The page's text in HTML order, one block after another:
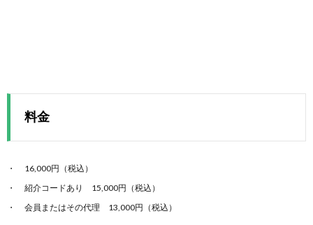
料金
16,000円（税込）
紹介コードあり 15,000円（税込）
会員またはその代理 13,000円（税込）